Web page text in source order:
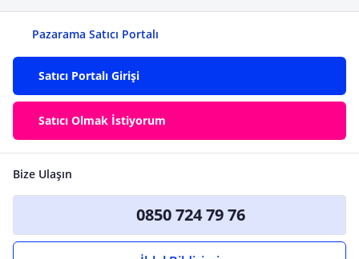
Pazarama Satıcı Portalı
Satıcı Portalı Girişi
Satıcı Olmak İstiyorum
Bize Ulaşın
0850 724 79 76